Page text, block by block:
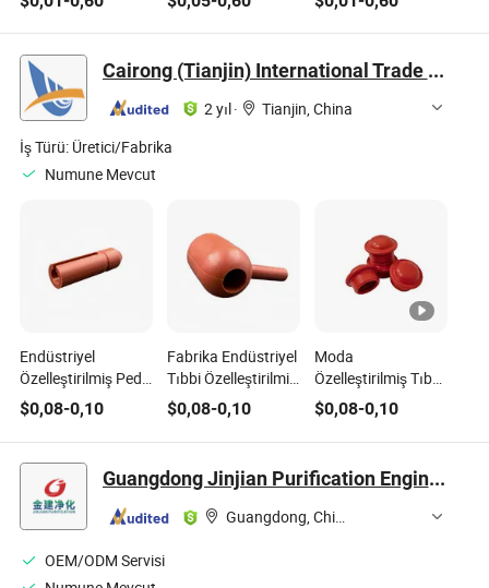
Seti CE, ISO
Sertifikalı Tek
Kullanım İçin
Transfer Setleri
Medikal Steril
Uzatma Tüpü, Hızla
Cairong (Tianjin) International Trade Co., Ltd.
2 yıl·
Tianjin, China
İş Türü: Üretici/Fabrika
Numune Mevcut
Endüstriyel
Özelleştirilmiş Ped
Tıbbi Kauçuk Conta
Mekanik Üretim
Silikon Contalar
Yeni
$0,08-0,10
Fabrika Endüstriyel
Tıbbi Özelleştirilmiş
Isı Dayanıklı Tıpa
Kauçuk Sıvı
Hidrolik Conta
Silikon Contalar
$0,08-0,10
Moda
Özelleştirilmiş Tıbbi
Gıda Sınıfı Silikon
Jel Kalıp Platin
Kapak Kauçuk
Contalar
$0,08-0,10
Guangdong Jinjian Purification Engineering Co., Ltd
Guangdong, China
OEM/ODM Servisi